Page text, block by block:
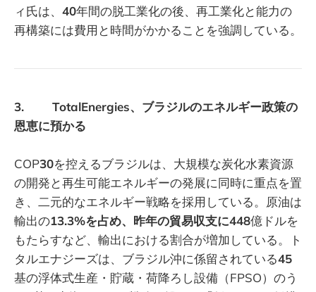
ィ氏は、 40年間の脱工業化の後、再工業化と能力の
再構築には費用と時間がかかることを強調している。
3. TotalEnergies、ブラジルのエネルギー政策の
恩恵に預かる
COP30を控えるブラジルは、大規模な炭化水素資源
の開発と再生可能エネルギーの発展に同時に重点を置
き、二元的なエネルギー戦略を採用している。原油は
輸出の13.3%を占め、昨年の貿易収支に448億ドルを
もたらすなど、輸出における割合が増加している。ト
タルエナジーズは、ブラジル沖に係留されている45
基の浮体式生産・貯蔵・荷降ろし設備（FPSO）のう